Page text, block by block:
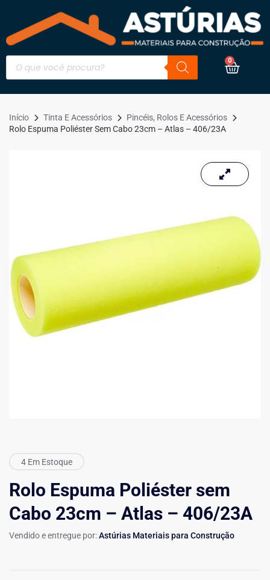
0
Início Tinta E Acessórios
Pincéis, Rolos E Acessórios
Rolo Espuma Poliéster Sem Cabo 23cm – Atlas – 406/23A
4 Em Estoque
Rolo Espuma Poliéster sem
Cabo 23cm – Atlas – 406/23A
Vendido e entregue por:Astúrias Materiais para Construção